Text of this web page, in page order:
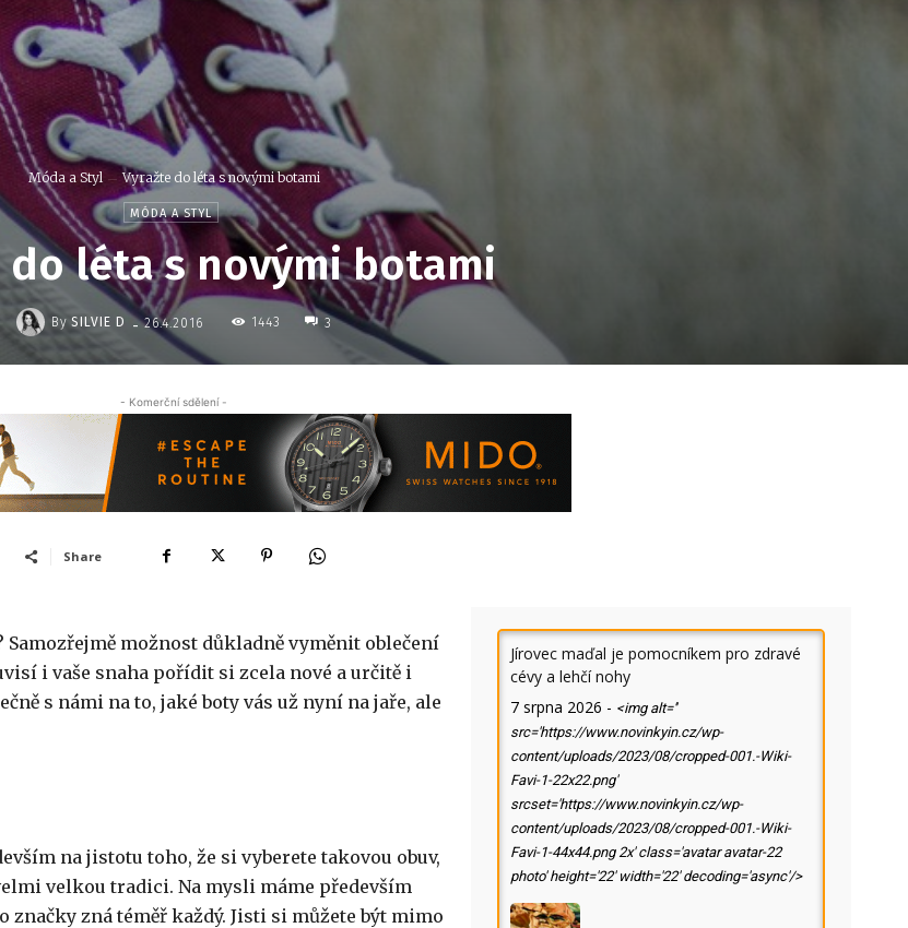
Móda a Styl Vyražte do léta s novými botami
MÓDA A STYL
do léta s novými botami
By SILVIE D - 26.4.2016 1443 3
- Komerční sdělení -
Share
Samozřejmě možnost důkladně vyměnit oblečení
i vaše snaha pořídit si zcela nové a určitě i
s námi na to, jaké boty vás už nyní na jaře, ale
na jistotu toho, že si vyberete takovou obuv,
velkou tradici. Na mysli máme především
značky zná téměř každý. Jisti si můžete být mimo
Jírovec maďal je pomocníkem pro zdravé
cévy a lehčí nohy
7 srpna 2026 - <img alt=''
src='https://www.novinkyin.cz/wp-
content/uploads/2023/08/cropped-001.-Wiki-
Favi-1-22x22.png'
srcset='https://www.novinkyin.cz/wp-
content/uploads/2023/08/cropped-001.-Wiki-
Favi-1-44x44.png 2x' class='avatar avatar-22
photo' height='22' width='22' decoding='async'/>